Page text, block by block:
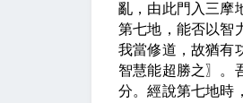
亂，由此門入三摩
第七地，能否以智
我當修道，故猶有
智慧能超勝之〗 。
分。經說第七地時